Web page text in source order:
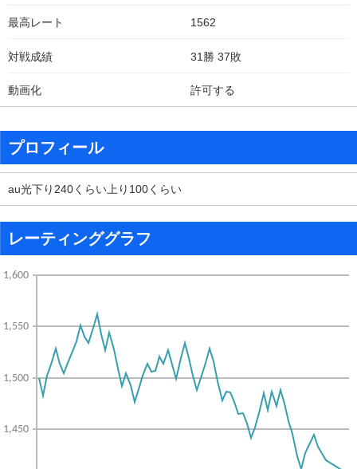
最高レート 1562
対戦成績 31勝 37敗
動画化 許可する
プロフィール
au光下り240くらい上り100くらい
レーティンググラフ